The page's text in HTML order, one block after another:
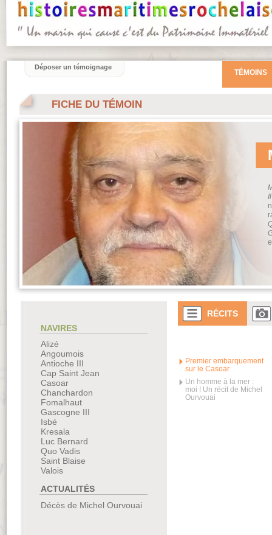
FICHE DU TÉMOIN
NAVIRES
Alizé
Angoumois
Antioche III
Cap Saint Jean
Casoar
Chanchardon
Fomalhaut
Gascogne III
Isbé
Kresala
Luc Bernard
Quo Vadis
Saint Blaise
Valois
ACTUALITÉS
Décès de Michel Ourvouai
RÉCITS
Premier embarquement
sur le Casoar
Un homme à la mer :
moi ! Un récit de Michel
Ourvouai
TÉMOINS
Déposer un témoignage